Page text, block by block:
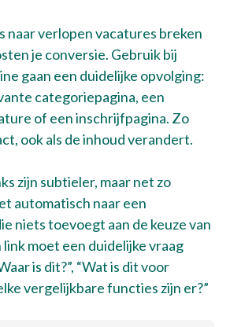
naar verlopen vacatures breken
je conversie. Gebruik bij
gaan een duidelijke opvolging:
categoriepagina, een
of een inschrijfpagina. Zo
ook als de inhoud verandert.
zijn subtieler, maar net zo
automatisch naar een
niets toevoegt aan de keuze van
link moet een duidelijke vraag
is dit?”, “Wat is dit voor
vergelijkbare functies zijn er?”